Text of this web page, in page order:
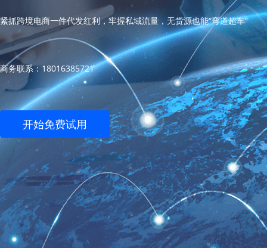
紧抓跨境电商一件代发红利，牢握私域流量，无货源也能“弯道超车”
商务联系：18016385721
开始免费试用